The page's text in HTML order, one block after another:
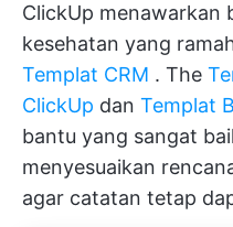
ClickUp menawarkan
kesehatan yang
Templat CRM . The
ClickUp dan Templat
bantu yang sangat
menyesuaikan
agar catatan tetap